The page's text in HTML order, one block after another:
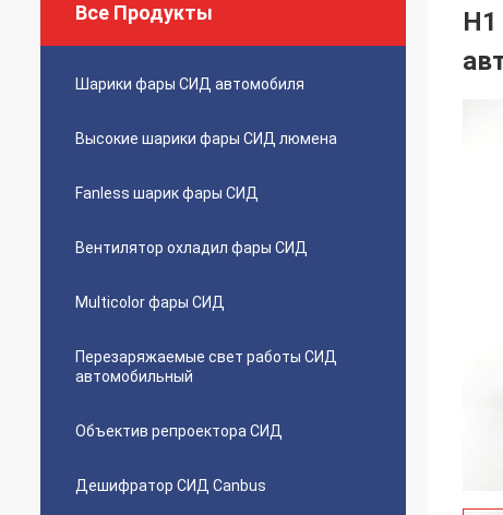
Все Продукты
Шарики фары СИД автомобиля
Высокие шарики фары СИД люмена
Fanless шарик фары СИД
Вентилятор охладил фары СИД
Multicolor фары СИД
Перезаряжаемые свет работы СИД
автомобильный
Объектив репроектора СИД
Дешифратор СИД Canbus